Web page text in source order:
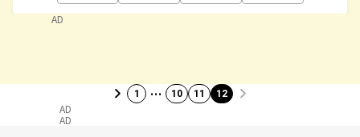
AD
1 … 10 11 12
AD
AD